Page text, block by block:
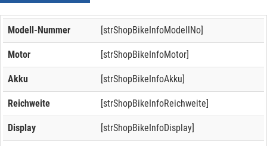
Modell-Nummer [strShopBikeInfoModellNo]
Motor [strShopBikeInfoMotor]
Akku [strShopBikeInfoAkku]
Reichweite [strShopBikeInfoReichweite]
Display [strShopBikeInfoDisplay]